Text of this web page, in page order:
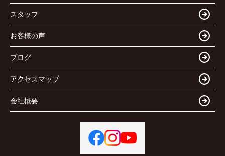
スタッフ
お客様の声
ブログ
アクセスマップ
会社概要